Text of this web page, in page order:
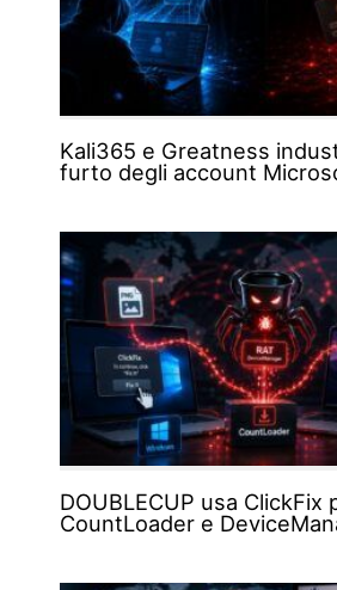
Kali365 e Greatness
furto degli account
DOUBLECUP usa ClickFix
CountLoader e